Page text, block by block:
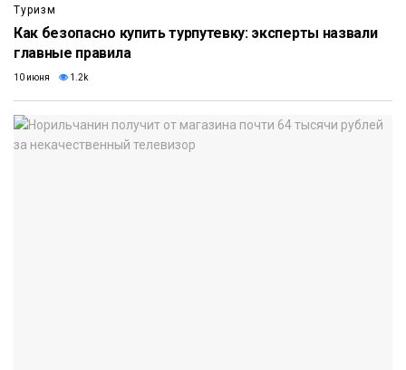
Туризм
Как безопасно купить турпутевку: эксперты назвали
главные правила
10 июня 1.2k